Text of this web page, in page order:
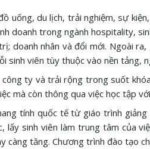
uống, du lịch, trải nghiệm, sự
doanh trong ngành hospitality,
doanh nhân và đổi mới. Ngoài
sinh viên tùy thuộc vào nền tảng,
ty và trải rộng trong suốt
mà còn thông qua việc học tập
tính quốc tế từ giáo trình
sinh viên làm trung tâm của
tăng. Chương trình đào tạo